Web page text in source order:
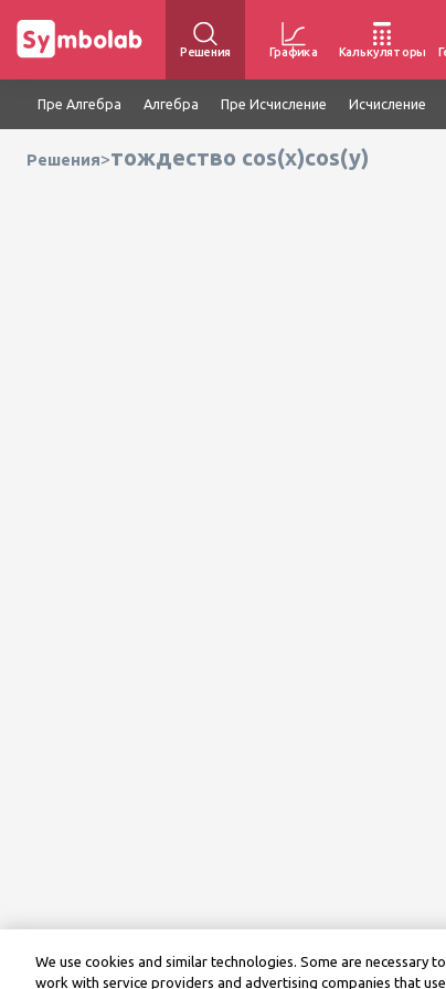
Решения Графика Калькуляторы
Пре Алгебра Алгебра Пре Исчисление Исчисление
Решения>тождество cos(x)cos(y)
We use cookies and similar technologies. Some are necessary
work with service providers and advertising companies that